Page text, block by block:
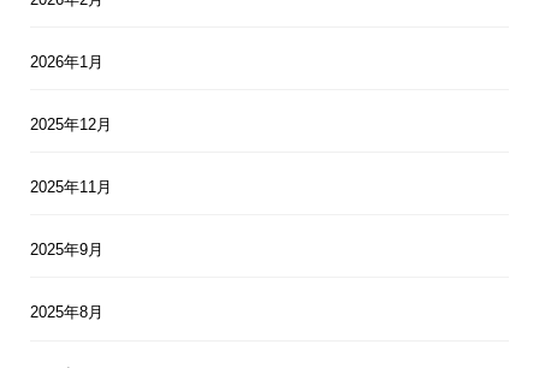
2026年1月
2025年12月
2025年11月
2025年9月
2025年8月